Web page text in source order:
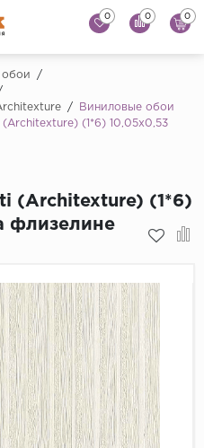
...
Artsimple
AS Creation
Decori Decori
...
Emiliana Parati
Fipar
Grandeco
0 0 0
обои
/
/
Виниловые обои
(1*6) 10,05x0,53
(Architexture) (1*6)
флизелине